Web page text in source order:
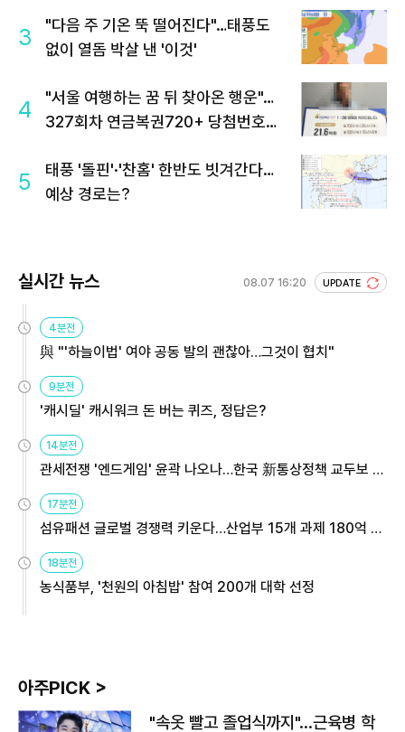
3
"다음 주 기온 뚝 떨어진다"…태풍도
없이 열돔 박살 낸 '이것'
4
"서울 여행하는 꿈 뒤 찾아온 행운"…
327회차 연금복권720+ 당첨번호조
5
태풍 '돌핀'·'찬홈' 한반도 빗겨간다…
예상 경로는?
실시간 뉴스 08.07 16:20 UPDATE
4분전
與 "'하늘이법' 여야 공동 발의 괜찮아…그것이 협치"
9분전
'캐시딜' 캐시워크 돈 버는 퀴즈, 정답은?
14분전
관세전쟁 '엔드게임' 윤곽 나오나…한국 新통상정책 교두보 활
용해야
17분전
섬유패션 글로벌 경쟁력 키운다…산업부 15개 과제 180억 지
원
18분전
농식품부, '천원의 아침밥' 참여 200개 대학 선정
아주PICK >
"속옷 빨고 졸업식까지"…근육병 학